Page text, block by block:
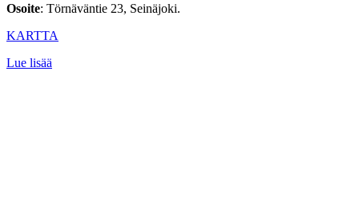
Osoite: Törnäväntie 23, Seinäjoki.
KARTTA
Lue lisää